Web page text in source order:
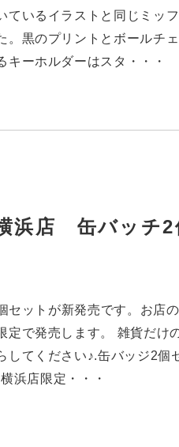
ているイラストと同じミッフ
。黒のプリントとボールチ
キーホルダーはスタ・・・
浜店 缶バッチ2
セットが新発売です。お店
定で発売します。 雑貨だけ
してください♪.缶バッジ2個
浜店限定・・・